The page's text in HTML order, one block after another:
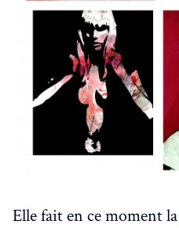
Elle fait en ce moment